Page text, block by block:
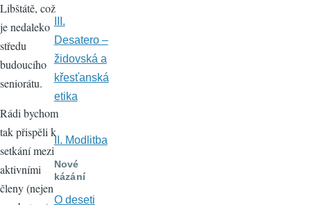
Libštátě, což
je nedaleko
středu
budoucího
seniorátu.
Rádi bychom
tak přispěli k
setkání mezi
aktivními
členy (nejen
III.
Desatero –
židovská a
křesťanská
etika
II. Modlitba
Nové
kázání
O deseti